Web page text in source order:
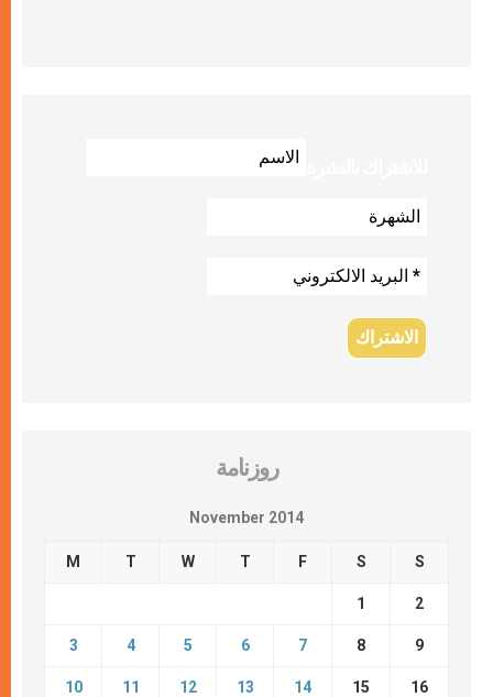
روزنامة
November 2014
M T W T F S S
1 2
3 4 5 6 7 8 9
10 11 12 13 14 15 16